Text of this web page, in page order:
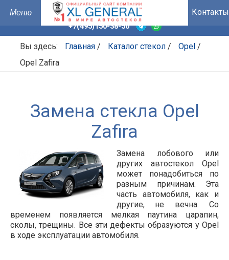
Контакты
+7(495)150-38-50
Вы здесь: Главная / Каталог стекол / Opel /
Opel Zafira
Замена стекла Opel
Zafira
Замена лобового или
других автостекол Opel
может понадобиться по
разным причинам. Эта
часть автомобиля, как и
другие, не вечна. Со
временем появляется мелкая паутина царапин,
сколы, трещины. Все эти дефекты образуются у Opel
в ходе эксплуатации автомобиля.